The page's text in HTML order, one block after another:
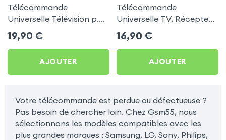
Télécommande
Universelle Télévision p.
TV Panasonic, LinQ - Noir
19,90 €
AJOUTER
Télécommande
Universelle TV, Récepteur
Satellite, Audio, Lecteur
DVD, LinQ Noir
16,90 €
AJOUTER
Votre télécommande est perdue ou défectueuse ?
Pas besoin de chercher loin. Chez Gsm55, nous
sélectionnons les modèles compatibles avec les
plus grandes marques : Samsung, LG, Sony, Philips,